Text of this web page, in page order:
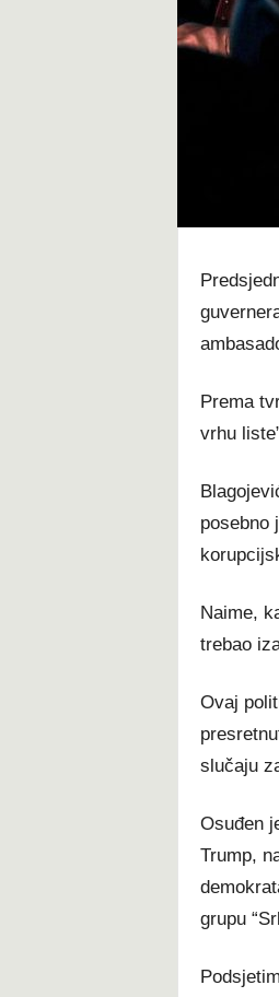
Prema
vrhu
posebno
Naime,
trebao
Ovaj
slučaju
Osuđen
Trump,
grupu